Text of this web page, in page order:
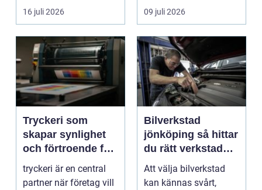
n&aum...
16 juli 2026
mötesrum och brus
från c...
09 juli 2026
Tryckeri som
skapar synlighet
och förtroende för
ditt företag
tryckeri är en central
partner när företag vill
Bilverkstad
jönköping så hittar
du rätt verkstad
för din bil
Att välja bilverkstad
kan kännas svårt,